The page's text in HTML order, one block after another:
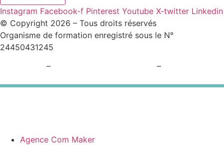
Instagram Facebook-f Pinterest Youtube X-twitter Linkedin
© Copyright 2026 – Tous droits réservés
Organisme de formation enregistré sous le N°
24450431245
– –
Agence Com Maker